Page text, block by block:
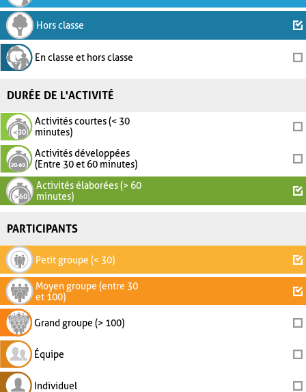
Hors classe
En classe et hors classe
DURÉE DE L'ACTIVITÉ
Activités courtes (< 30
minutes)
Activités développées
(Entre 30 et 60 minutes)
Activités élaborées (> 60
minutes)
PARTICIPANTS
Petit groupe (< 30)
Moyen groupe (entre 30
et 100)
Grand groupe (> 100)
Équipe
Individuel